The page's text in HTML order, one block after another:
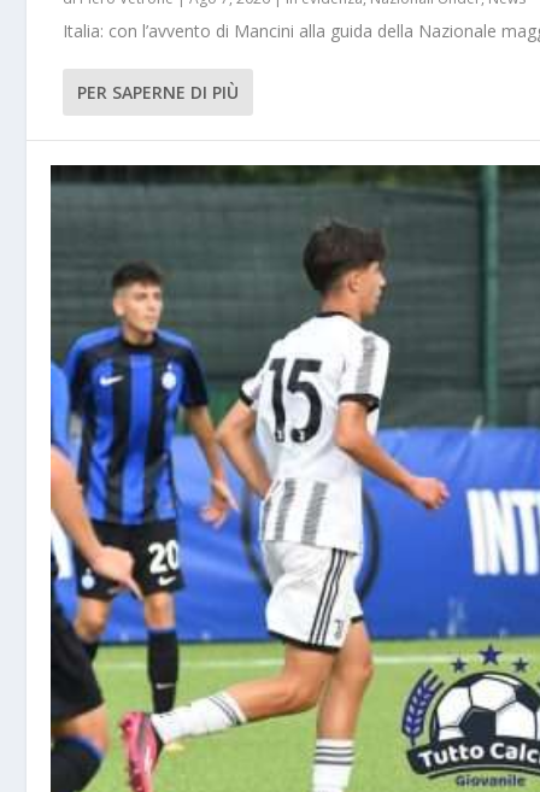
Italia: con l’avvento di Mancini alla guida della Nazionale
PER SAPERNE DI PIÙ